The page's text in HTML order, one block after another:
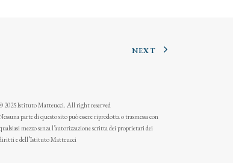
NEXT
2025 Istituto Matteucci. All right reserved
parte di questo sito può essere riprodotta o trasmessa con
mezzo senza l’autorizzazione scritta dei proprietari dei
e dell’Istituto Matteucci